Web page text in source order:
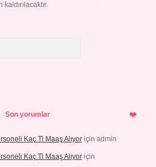
Son yorumlar
Kaç Tl Maaş Alıyoriçin admin
Kaç Tl Maaş Alıyoriçin